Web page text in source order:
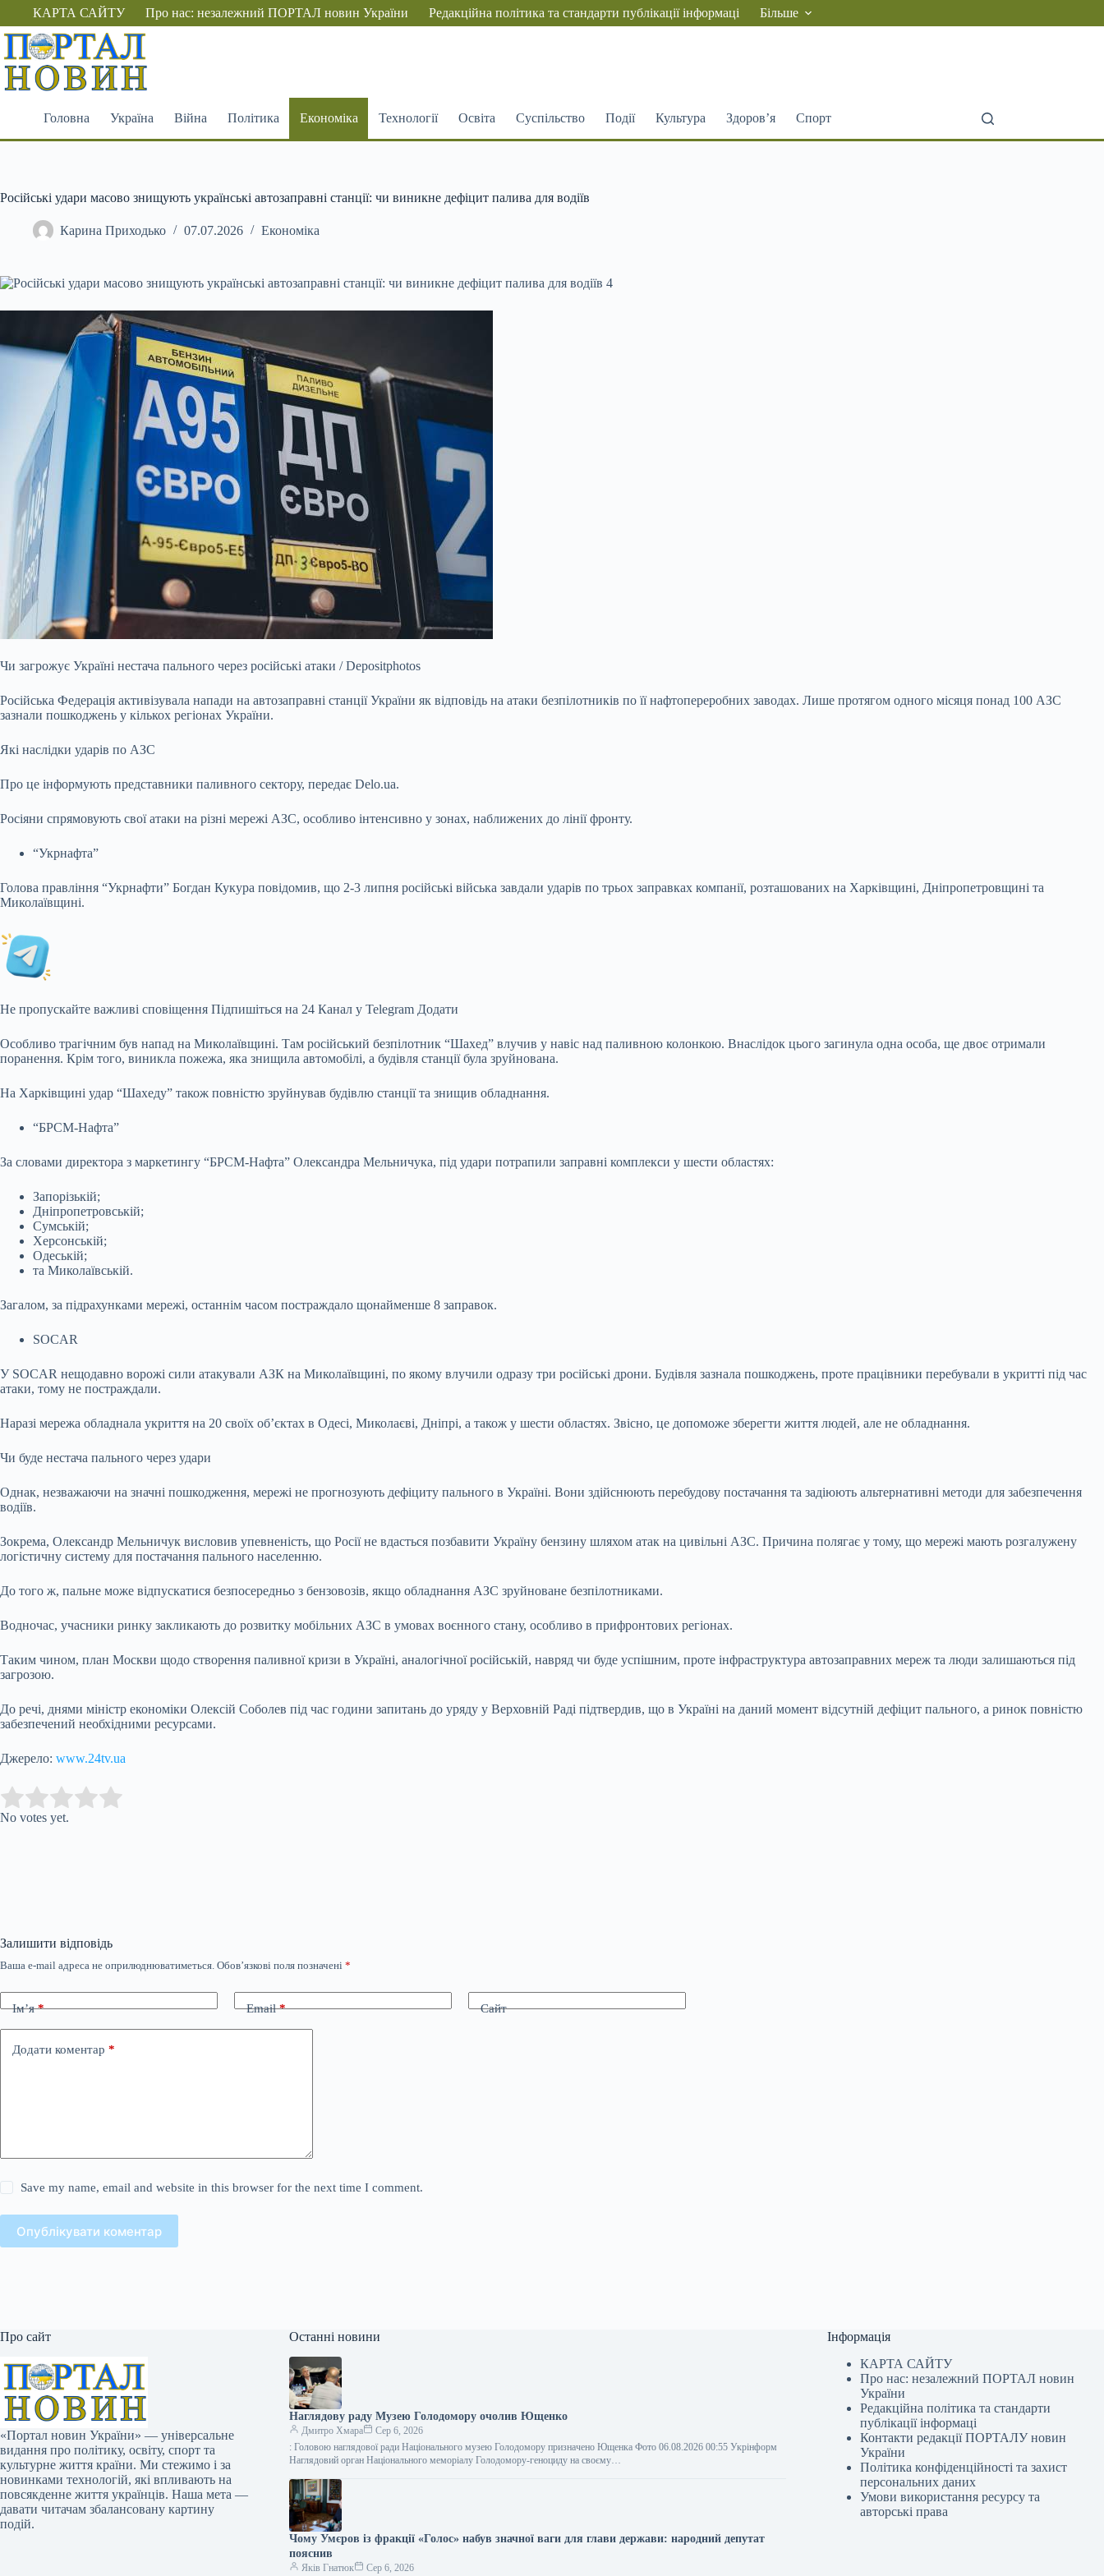
Перейти
вмісту
КАРТА САЙТУ Про нас: незалежний ПОРТАЛ новин України Редакційна політика та стандарти публікації інформаці Більше
Головна Україна Війна Політика Економіка Технології Освіта Суспільство Події Культура Здоров’я Спорт
Російські удари масово знищують українські автозаправні станції: чи виникне дефіцит палива для водіїв
Карина Приходько 07.07.2026 Економіка
Чи загрожує Україні нестача пального через російські атаки / Depositphotos
Російська Федерація активізувала напади на автозаправні станції України як відповідь на атаки безпілотників по її нафтопереробних заводах. Лише протягом одного місяця понад 100 АЗС
зазнали пошкоджень у кількох регіонах України.
Які наслідки ударів по АЗС
Про це інформують представники паливного сектору, передає Delo.ua.
Росіяни спрямовують свої атаки на різні мережі АЗС, особливо інтенсивно у зонах, наближених до лініїфронту.
“Укрнафта”
Голова правління “Укрнафти” Богдан Кукура повідомив, що 2-3 липня російські війська завдали ударів по трьох заправках компанії, розташованих на Харківщині, Дніпропетровщині та
Миколаївщині.
Не пропускайте важливі сповіщення Підпишіться на 24 Канал у Telegram Додати
Особливо трагічним був напад на Миколаївщині. Там російський безпілотник “Шахед” влучив у навіс над паливною колонкою. Внаслідок цього загинула одна особа, ще двоє отримали
поранення. Крім того, виникла пожежа, яка знищила автомобілі, а будівля станції була зруйнована.
На Харківщині удар “Шахеду” також повністю зруйнував будівлю станції та знищив обладнання.
“БРСМ-Нафта”
За словами директора з маркетингу “БРСМ-Нафта” Олександра Мельничука, під удари потрапили заправні комплекси у шести областях:
Запорізькій;
Дніпропетровській;
Сумській;
Херсонській;
Одеській;
та Миколаївській.
Загалом, за підрахунками мережі, останнім часом постраждало щонайменше 8 заправок.
SOCAR
У SOCAR нещодавно ворожі сили атакували АЗК на Миколаївщині, по якому влучили одразу три російські дрони. Будівля зазнала пошкоджень, проте працівники перебували в укритті під час
атаки, тому не постраждали.
Наразі мережа обладнала укриття на 20 своїх об’єктах в Одесі, Миколаєві, Дніпрі, а також у шести областях. Звісно, це допоможе зберегти життя людей, але не обладнання.
Чи буде нестача пального через удари
Однак, незважаючи на значні пошкодження, мережі не прогнозують дефіциту пального в Україні. Вони здійснюють перебудову постачання та задіюють альтернативні методи для забезпечення
водіїв.
Зокрема, Олександр Мельничук висловив упевненість, що Росії не вдасться позбавити Україну бензину шляхом атак на цивільні АЗС. Причина полягає у тому, що мережі мають розгалужену
логістичну систему для постачання пального населенню.
До того ж, пальне може відпускатися безпосередньо з бензовозів, якщо обладнання АЗС зруйноване безпілотниками.
Водночас, учасники ринку закликають до розвитку мобільних АЗС в умовах воєнного стану, особливо в прифронтових регіонах.
Таким чином, план Москви щодо створення паливної кризи в Україні, аналогічної російській, навряд чи буде успішним, проте інфраструктура автозаправних мереж та люди залишаються під
загрозою.
До речі, днями міністр економіки Олексій Соболев під час години запитань до уряду у Верховній Раді підтвердив, що в Україні на даний момент відсутній дефіцит пального, а ринок повністю
забезпечений необхідними ресурсами.
Джерело: www.24tv.ua
Rate this item:
No votes yet.
Залишити відповідь
Ваша e-mail адреса не оприлюднюватиметься. Обов’язкові поля позначені *
Ім’я* Email* Сайт
Додати коментар *
Save my name, email and website in this browser for the next time I comment.
Опублікувати коментар
Про сайт
«Портал новин України» — універсальне
видання про політику, освіту, спорт та
культурне життя країни. Ми стежимо і за
новинками технологій, які впливають на
повсякденне життя українців. Наша мета —
давати читачам збалансовану картину
подій.
Останні новини
Наглядову раду Музею Голодомору очолив Ющенко
Дмитро Хмара
Сер 6, 2026
: Головою наглядової ради Національного музею Голодомору призначено Ющенка Фото 06.08.2026 00:55 Укрінформ
Наглядовий орган Національного меморіалу Голодомору-геноциду на своєму…
Чому Умєров із фракції «Голос» набув значної ваги для глави держави: народний депутат
пояснив
Яків Гнатюк Сер 6, 2026
Інформація
КАРТА САЙТУ
Про нас: незалежний ПОРТАЛ новин
України
Редакційна політика та стандарти
публікації інформаці
Контакти редакції ПОРТАЛУ новин
України
Політика конфіденційності та захист
персональних даних
Умови використання ресурсу та
авторські права